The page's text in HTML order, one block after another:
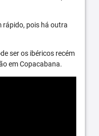
rápido, pois há outra
ser os ibéricos recém
em Copacabana.